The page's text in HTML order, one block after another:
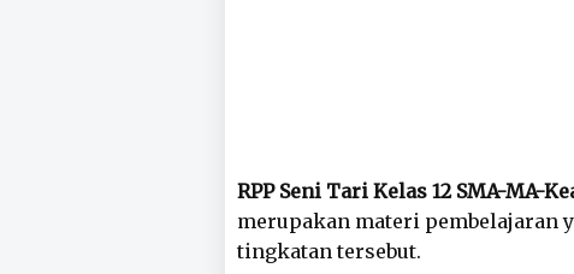
RPP Seni Tari Kelas 12 SMA-MA-
merupakan materi pembelajaran
tingkatan tersebut.